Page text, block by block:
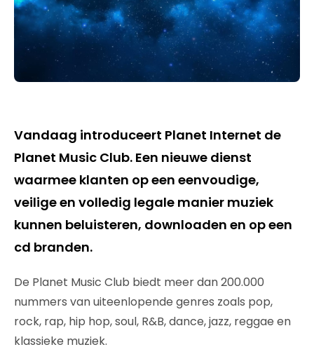
Vandaag introduceert Planet Internet de
Planet Music Club. Een nieuwe dienst
waarmee klanten op een eenvoudige,
veilige en volledig legale manier muziek
kunnen beluisteren, downloaden en op een
cd branden.
De Planet Music Club biedt meer dan 200.000
nummers van uiteenlopende genres zoals pop,
rock, rap, hip hop, soul, R&B, dance, jazz, reggae en
klassieke muziek.